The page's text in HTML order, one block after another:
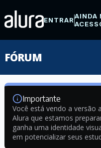
ENTRARAINDA
FÓRUM
Importante
Você está vendo a versão
Alura que estamos
ganha uma identidade
em potencializar seus